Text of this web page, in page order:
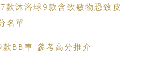
款沐浴球9款含致敏物恐致皮
名單
BB車 參考高分推介